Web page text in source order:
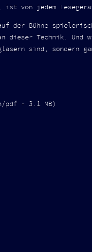
von jedem
der Bühne
Technik. Und
sind, sondern
pdf - 3.1 MB)